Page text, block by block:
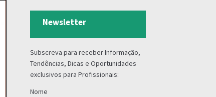
Newsletter
Subscreva para receber Informação,
Tendências, Dicas e Oportunidades
exclusivos para Profissionais:
Nome